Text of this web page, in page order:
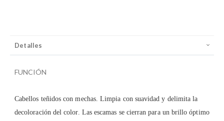
Detalles
FUNCIÓN
Cabellos teñidos con mechas. Limpia con suavidad y delimita la
decoloración del color. Las escamas se cierran para un brillo óptimo